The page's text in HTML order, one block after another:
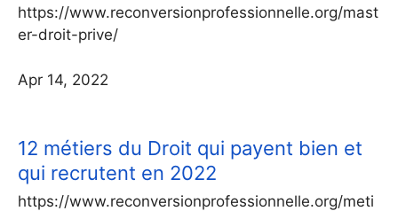
https://www.reconversionprofessionnelle.org/mast
er-droit-prive/
Apr 14, 2022
12 métiers du Droit qui payent bien et
qui recrutent en 2022
https://www.reconversionprofessionnelle.org/meti